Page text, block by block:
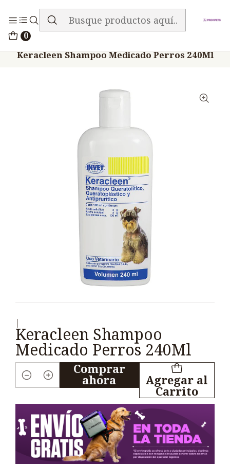
0
ENVIO GRATIS EN TODA LA TIENDA
Keracleen Shampoo Medicado Perros 240Ml
Keracleen Shampoo
Medicado Perros 240Ml
Cantidad
Agregar al
Carrito
Comprar
ahora